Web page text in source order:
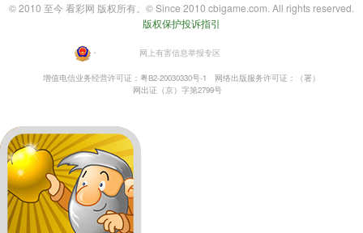
© 2010 至今 看彩网 版权所有。© Since 2010 cbigame.com. All rights reserved.
版权保护投诉指引
・ 网上有害信息举报专区
增值电信业务经营许可证：粤B2-20030330号-1
网络出版服务许可证：（署）
网出证（京）字第2799号